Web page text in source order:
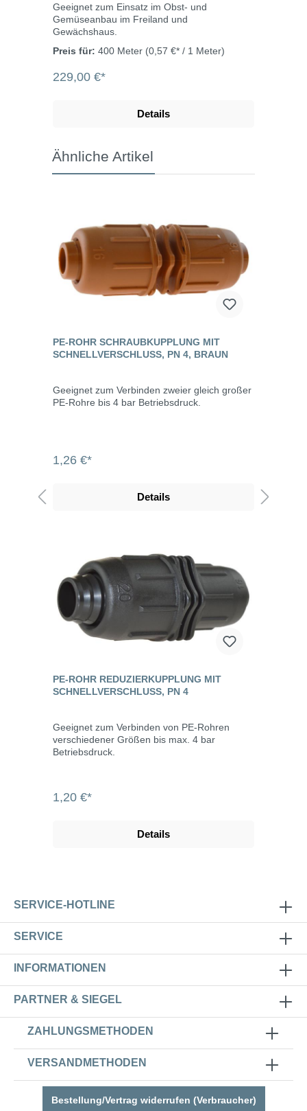
Geeignet zum Einsatz im Obst- und
Gemüseanbau im Freiland und
Gewächshaus.
Preis für: 400 Meter (0,57 €* / 1 Meter)
229,00 €*
Details
Ähnliche Artikel
PE-ROHR SCHRAUBKUPPLUNG MIT
SCHNELLVERSCHLUSS, PN 4, BRAUN
Geeignet zum Verbinden zweier gleich großer
PE-Rohre bis 4 bar Betriebsdruck.
1,26 €*
Details
PE-ROHR REDUZIERKUPPLUNG MIT
SCHNELLVERSCHLUSS, PN 4
Geeignet zum Verbinden von PE-Rohren
verschiedener Größen bis max. 4 bar
Betriebsdruck.
1,20 €*
Details
SERVICE-HOTLINE
SERVICE
INFORMATIONEN
PARTNER & SIEGEL
ZAHLUNGSMETHODEN
VERSANDMETHODEN
Bestellung/Vertrag widerrufen (Verbraucher)